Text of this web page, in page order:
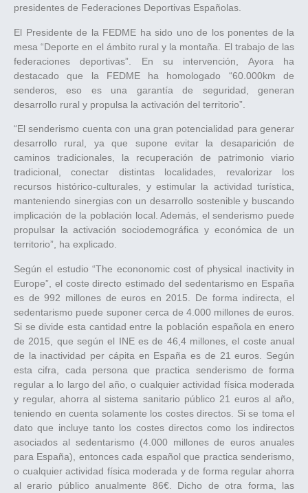
presidentes de Federaciones Deportivas Españolas.
El Presidente de la FEDME ha sido uno de los ponentes de la
mesa “Deporte en el ámbito rural y la montaña. El trabajo de las
federaciones deportivas”. En su intervención, Ayora ha
destacado que la FEDME ha homologado “60.000km de
senderos, eso es una garantía de seguridad, generan
desarrollo rural y propulsa la activación del territorio”.
“El senderismo cuenta con una gran potencialidad para generar
desarrollo rural, ya que supone evitar la desaparición de
caminos tradicionales, la recuperación de patrimonio viario
tradicional, conectar distintas localidades, revalorizar los
recursos histórico-culturales, y estimular la actividad turística,
manteniendo sinergias con un desarrollo sostenible y buscando
implicación de la población local. Además, el senderismo puede
propulsar la activación sociodemográfica y económica de un
territorio”, ha explicado.
Según el estudio “The econonomic cost of physical inactivity in
Europe”, el coste directo estimado del sedentarismo en España
es de 992 millones de euros en 2015. De forma indirecta, el
sedentarismo puede suponer cerca de 4.000 millones de euros.
Si se divide esta cantidad entre la población española en enero
de 2015, que según el INE es de 46,4 millones, el coste anual
de la inactividad per cápita en España es de 21 euros. Según
esta cifra, cada persona que practica senderismo de forma
regular a lo largo del año, o cualquier actividad física moderada
y regular, ahorra al sistema sanitario público 21 euros al año,
teniendo en cuenta solamente los costes directos. Si se toma el
dato que incluye tanto los costes directos como los indirectos
asociados al sedentarismo (4.000 millones de euros anuales
para España), entonces cada español que practica senderismo,
o cualquier actividad física moderada y de forma regular ahorra
al erario público anualmente 86€. Dicho de otra forma, las